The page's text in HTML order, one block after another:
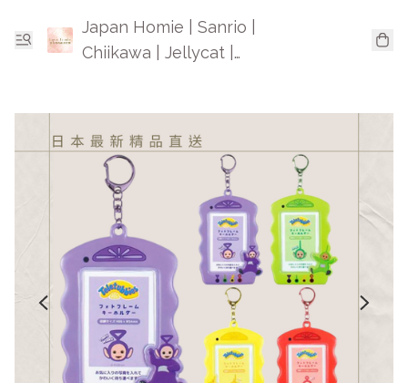
Japan Homie | Sanrio |
Chiikawa | Jellycat |